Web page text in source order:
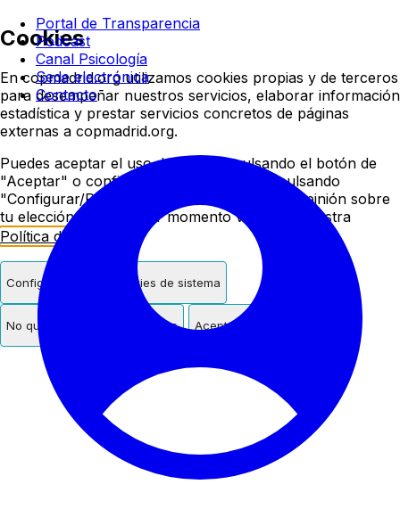
Cookies
En copmadrid.org utilizamos cookies propias y de terceros
para desempeñar nuestros servicios, elaborar información
estadística y prestar servicios concretos de páginas
externas a copmadrid.org.
Puedes aceptar el uso de cookies pulsando el botón de
"Aceptar" o configurar/rechazar su uso pulsando
"Configurar/Rechazar". Podrás cambiar de opinión sobre
tu elección en cualquier momento visitando nuestra
Política de Cookies
Configurar Solo cookies de sistema
No quiero cookies de terceros Aceptar cookies
Colegio oficial de
Portal de Transparencia
Podcast
Canal Psicología
Sede electrónica
Contacto